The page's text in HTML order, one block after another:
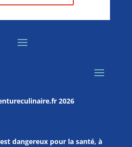
2026
est dangereux pour la santé, à